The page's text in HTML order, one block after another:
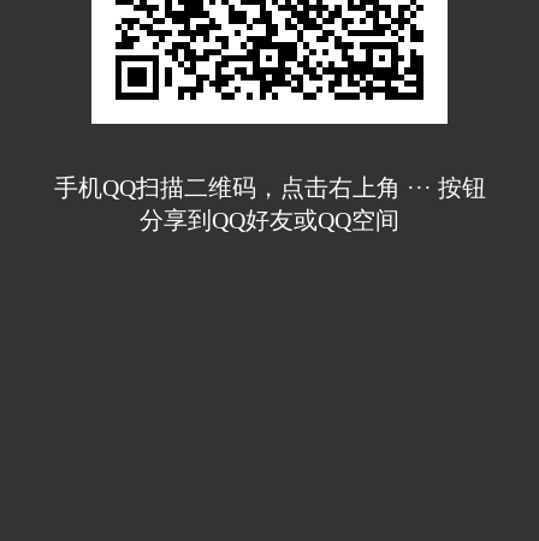
手机QQ扫描二维码，点击右上角 ··· 按钮
分享到QQ好友或QQ空间